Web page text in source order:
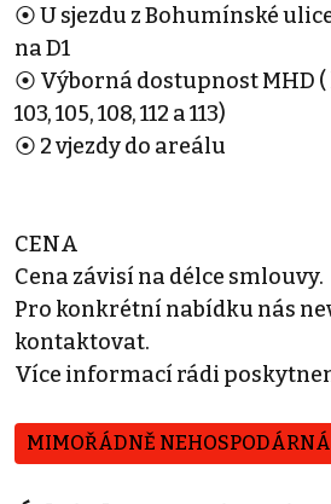
⦿ U sjezdu z Bohumínské
na D1
⦿ Výborná dostupnost MHD (
103, 105, 108, 112 a 113)
⦿ 2 vjezdy do areálu
CENA
Cena závisí na délce smlouvy.
Pro konkrétní nabídku nás
kontaktovat.
Více informací rádi
MIMOŘÁDNĚ NEHOSPODÁRNÁ